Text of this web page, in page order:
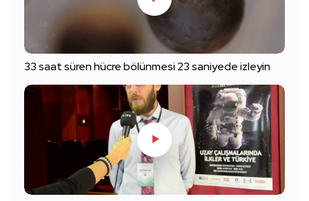
33 saat süren hücre bölünmesi 23 saniyede izleyin